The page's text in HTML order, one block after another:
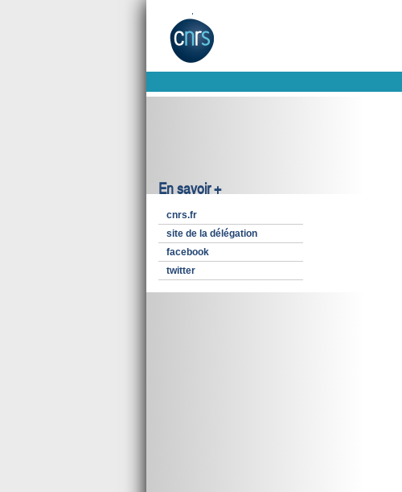
En savoir +
cnrs.fr
site de la délégation
facebook
twitter